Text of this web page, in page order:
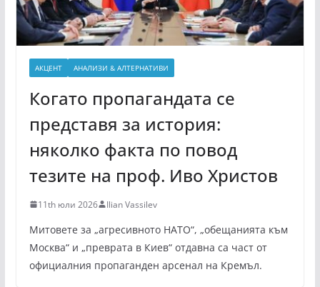
АКЦЕНТ АНАЛИЗИ & АЛТЕРНАТИВИ
Когато пропагандата се
представя за история:
няколко факта по повод
тезите на проф. Иво Христов
11th юли 2026 Ilian Vassilev
Митовете за „агресивното НАТО“, „обещанията към
Москва“ и „преврата в Киев“ отдавна са част от
официалния пропаганден арсенал на Кремъл.